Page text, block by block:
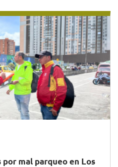
mal parqueo en Los